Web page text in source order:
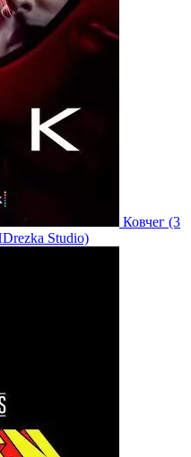
Ковчег (3
Studio)